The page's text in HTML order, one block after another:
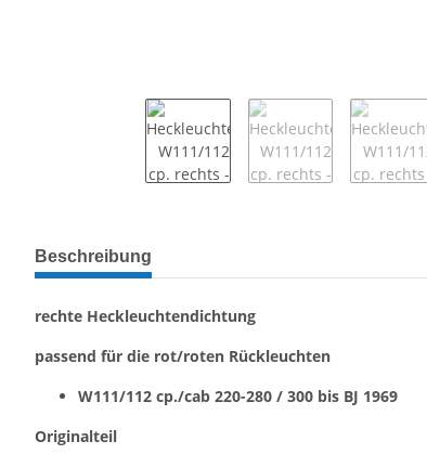
weitere Registerkarten anzeigen
Beschreibung
rechte Heckleuchtendichtung
passend für die rot/roten Rückleuchten
W111/112 cp./cab 220-280 / 300 bis BJ 1969
Originalteil